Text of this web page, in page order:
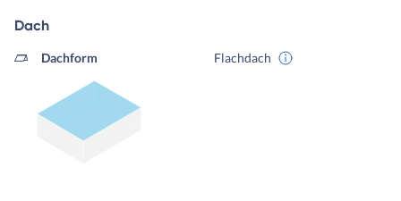
Dach
Dachform Flachdach